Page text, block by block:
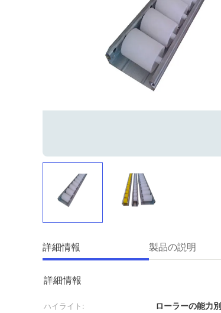
詳細情報 製品の説明
詳細情報
ハイライト: ローラーの能力